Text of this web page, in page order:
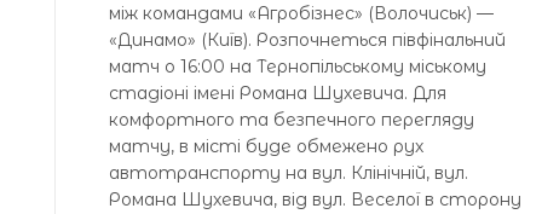
між командами «Агробізнес» (Волочиськ) —
«Динамо» (Київ). Розпочнеться півфінальний
матч о 16:00 на Тернопільському міському
стадіоні імені Романа Шухевича. Для
комфортного та безпечного перегляду
матчу, в місті буде обмежено рух
автотранспорту на вул. Клінічній, вул.
Романа Шухевича, від вул. Веселої в сторону